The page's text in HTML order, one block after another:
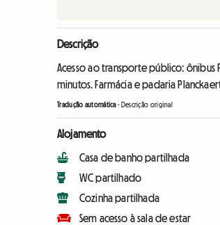
Descrição
Acesso ao transporte público: ônibus
minutos. Farmácia e padaria
Tradução automática- Descrição original
Alojamento
Casa de banho partilhada
WC partilhado
Cozinha partilhada
Sem acesso à sala de estar